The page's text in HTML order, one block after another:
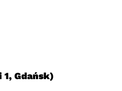
Gdańsk)